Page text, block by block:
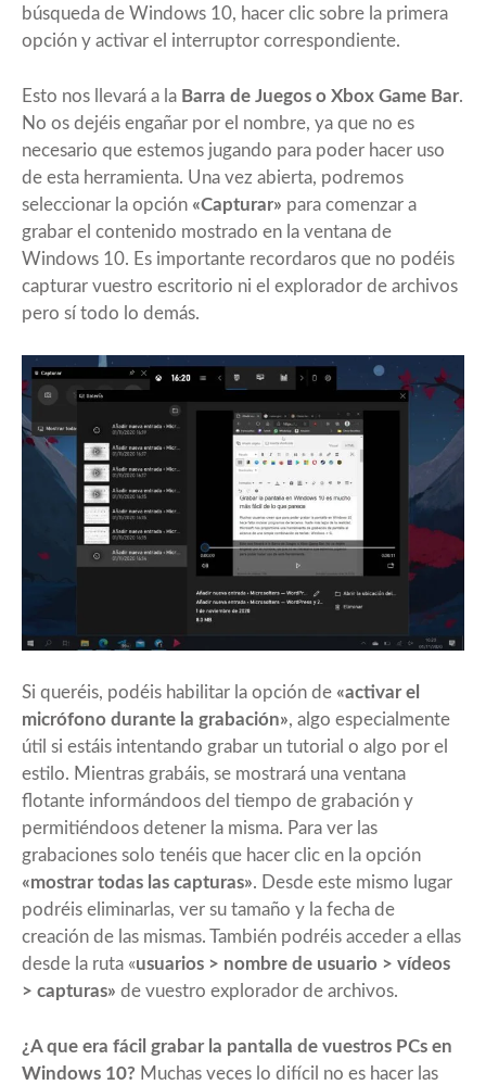
búsqueda de Windows 10, hacer clic sobre la primera
opción y activar el interruptor correspondiente.
Esto nos llevará a la Barra de Juegos o Xbox Game Bar.
No os dejéis engañar por el nombre, ya que no es
necesario que estemos jugando para poder hacer uso
de esta herramienta. Una vez abierta, podremos
seleccionar la opción «Capturar» para comenzar a
grabar el contenido mostrado en la ventana de
Windows 10. Es importante recordaros que no podéis
capturar vuestro escritorio ni el explorador de archivos
pero sí todo lo demás.
Si queréis, podéis habilitar la opción de «activar el
micrófono durante la grabación», algo especialmente
útil si estáis intentando grabar un tutorial o algo por el
estilo. Mientras grabáis, se mostrará una ventana
flotante informándoos del tiempo de grabación y
permitiéndoos detener la misma. Para ver las
grabaciones solo tenéis que hacer clic en la opción
«mostrar todas las capturas». Desde este mismo lugar
podréis eliminarlas, ver su tamaño y la fecha de
creación de las mismas. También podréis acceder a ellas
desde la ruta «usuarios > nombre de usuario > vídeos
> capturas» de vuestro explorador de archivos.
¿A que era fácil grabar la pantalla de vuestros PCs en
Windows 10? Muchas veces lo difícil no es hacer las